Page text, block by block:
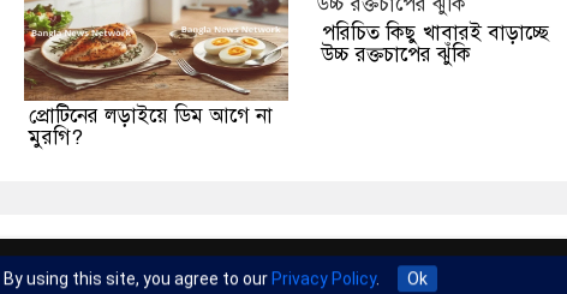
প্রোটিনের লড়াইয়ে ডিম আগে না
মুরগি?
পরিচিত কিছু খাবারই বাড়াচ্ছে
উচ্চ রক্তচাপের ঝুঁকি
অফিস : রুপায়ন জেড. আর প্লাজা (৯তলা), প্লট- ৪৬,রোড
By using this site, you agree to our Privacy Policy. Ok